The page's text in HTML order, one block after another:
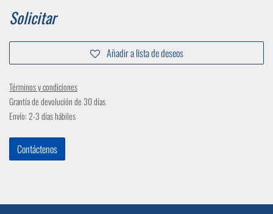
Solicitar
Añadir a lista de deseos
Términos y condiciones
Grantía de devolución de 30 días
Envío: 2-3 días hábiles
Contáctenos